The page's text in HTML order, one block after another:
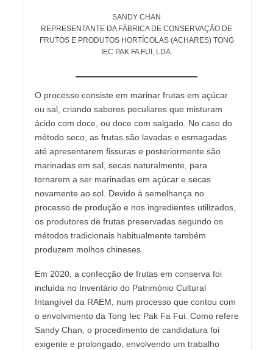
SANDY CHAN
REPRESENTANTE DA FÁBRICA DE CONSERVAÇÃO DE
FRUTOS E PRODUTOS HORTÍCOLAS (ACHARES) TONG
IEC PAK FA FUI, LDA.
O processo consiste em marinar frutas em açúcar
ou sal, criando sabores peculiares que misturam
ácido com doce, ou doce com salgado. No caso do
método seco, as frutas são lavadas e esmagadas
até apresentarem fissuras e posteriormente são
marinadas em sal, secas naturalmente, para
tornarem a ser marinadas em açúcar e secas
novamente ao sol. Devido à semelhança no
processo de produção e nos ingredientes utilizados,
os produtores de frutas preservadas segundo os
métodos tradicionais habitualmente também
produzem molhos chineses.
Em 2020, a confecção de frutas em conserva foi
incluída no Inventário do Património Cultural
Intangível da RAEM, num processo que contou com
o envolvimento da Tong Iec Pak Fa Fui. Como refere
Sandy Chan, o procedimento de candidatura foi
exigente e prolongado, envolvendo um trabalho